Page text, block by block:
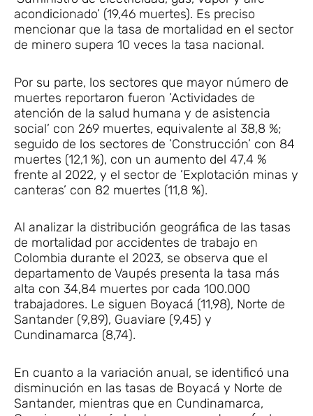
acondicionado’ (19,46 muertes). Es preciso
mencionar que la tasa de mortalidad en el sector
de minero supera 10 veces la tasa nacional.
Por su parte, los sectores que mayor número de
muertes reportaron fueron ’Actividades de
atención de la salud humana y de asistencia
social’ con 269 muertes, equivalente al 38,8 %;
seguido de los sectores de ’Construcción’ con 84
muertes (12,1 %), con un aumento del 47,4 %
frente al 2022, y el sector de ’Explotación minas y
canteras’ con 82 muertes (11,8 %).
Al analizar la distribución geográfica de las tasas
de mortalidad por accidentes de trabajo en
Colombia durante el 2023, se observa que el
departamento de Vaupés presenta la tasa más
alta con 34,84 muertes por cada 100.000
trabajadores. Le siguen Boyacá (11,98), Norte de
Santander (9,89), Guaviare (9,45) y
Cundinamarca (8,74).
En cuanto a la variación anual, se identificó una
disminución en las tasas de Boyacá y Norte de
Santander, mientras que en Cundinamarca,